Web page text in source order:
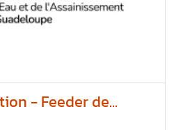
- Feeder de...